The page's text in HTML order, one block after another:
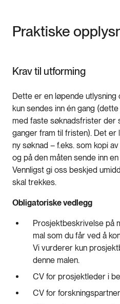
Praktiske
Krav til utforming
Dette er en løpende
kun sendes inn én gang
med faste søknadsfrister der
ganger fram til fristen). Det er
ny søknad – f.eks. som kopi
og på den måten sende inn
Vennligst gi oss beskjed
skal trekkes.
Obligatoriske vedlegg
Prosjektbeskrivelse på
mal som du får ved å
Vi vurderer kun
denne malen.
CV for prosjektleder i
CV for